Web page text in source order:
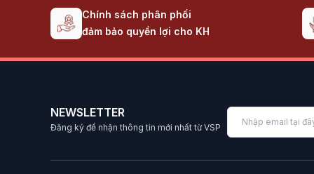
Chính sách phân phối
đảm bảo quyền lợi cho KH
NEWSLETTER
Đăng ký để nhận thông tin mới nhất từ VSP